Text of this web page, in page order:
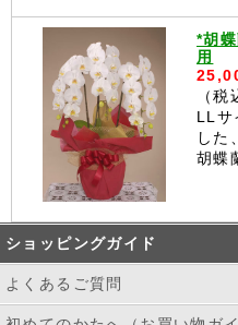
*胡
用
（
LLサ
した
胡蝶
ショッピングガイド
よくあるご質問